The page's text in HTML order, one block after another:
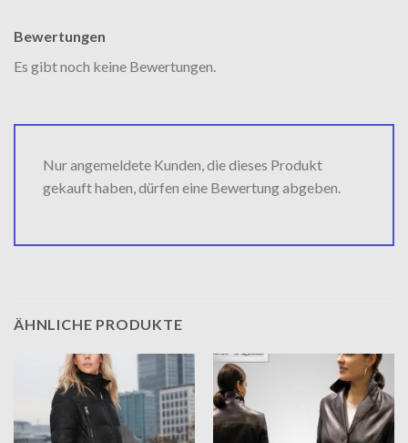
Bewertungen
Es gibt noch keine Bewertungen.
Nur angemeldete Kunden, die dieses Produkt
gekauft haben, dürfen eine Bewertung abgeben.
ÄHNLICHE PRODUKTE